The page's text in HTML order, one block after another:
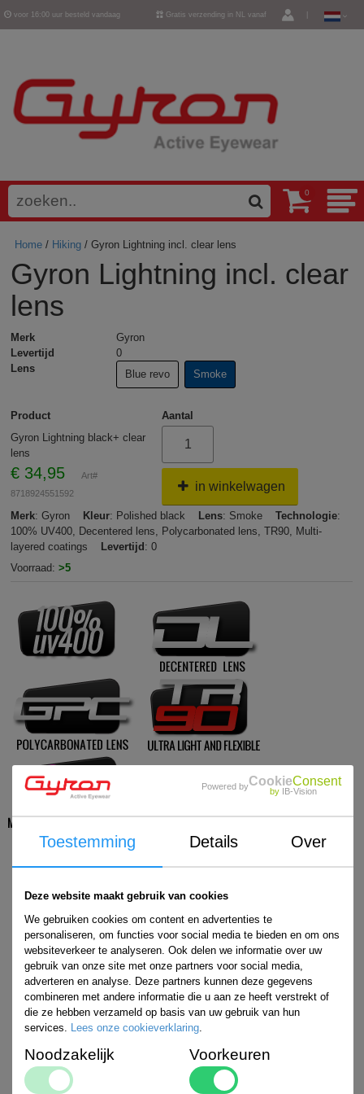
voor 16:00 uur besteld vandaag Gratis verzending in NL vanaf
0
Home / Hiking / Gyron Lightning incl. clear lens
Gyron Lightning incl. clear
lens
Merk
Gyron
Levertijd
0
Lens
Blue revo Smoke
Product
Aantal
Gyron Lightning black+ clear
lens
€ 34,95
Art#
8718924551592
in winkelwagen
Merk: Gyron Kleur: Polished black Lens: SmokeTechnologie:
100% UV400, Decentered lens, Polycarbonated lens, TR90, Multi-
layered coatings Levertijd: 0
Voorraad:>5
Powered byCookieConsent
by IB-Vision
Toestemming Details Over
Deze website maakt gebruik van cookies
We gebruiken cookies om content en advertenties te
personaliseren, om functies voor social media te bieden en om ons
websiteverkeer te analyseren. Ook delen we informatie over uw
gebruik van onze site met onze partners voor social media,
adverteren en analyse. Deze partners kunnen deze gegevens
combineren met andere informatie die u aan ze heeft verstrekt of
die ze hebben verzameld op basis van uw gebruik van hun
services. Lees onze cookieverklaring.
Noodzakelijk Voorkeuren